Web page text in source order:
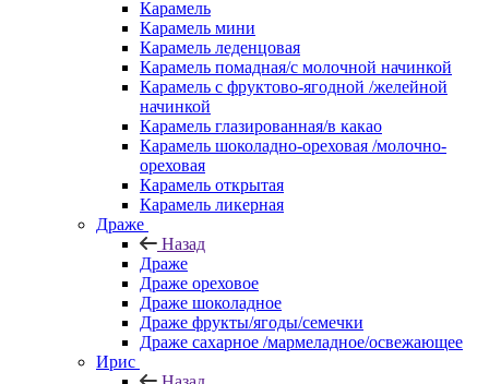
Карамель
Карамель мини
Карамель леденцовая
Карамель помадная/с молочной начинкой
Карамель с фруктово-ягодной /желейной
начинкой
Карамель глазированная/в какао
Карамель шоколадно-ореховая /молочно-
ореховая
Карамель открытая
Карамель ликерная
Драже
Назад
Драже
Драже ореховое
Драже шоколадное
Драже фрукты/ягоды/семечки
Драже сахарное /мармеладное/освежающее
Ирис